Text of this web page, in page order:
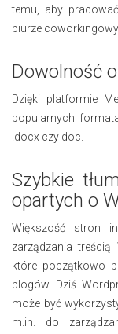
temu, aby
biurze
Dowolność
Dzięki platformie
popularnych
.docx czy doc.
Szybkie
opartych o
Większość stron
zarządzania
które początkowo
blogów. Dziś
może być
m.in. do